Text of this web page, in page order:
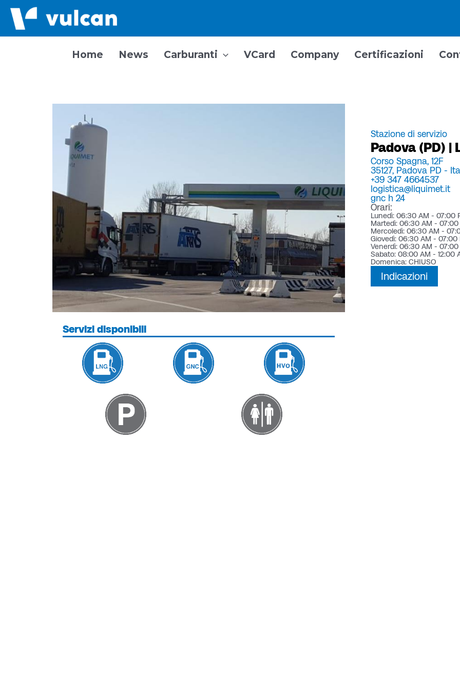
Vai
Home News Carburanti VCard Company Certificazioni
Stazione di servizio
Padova (PD) |
Corso Spagna, 12F
35127, Padova PD -
+39 347 4664537
logistica@liquimet.it
gnc h 24
Orari:
Lunedì: 06:30 AM - 07:00
Martedì: 06:30 AM - 07:00
Mercoledì: 06:30 AM -
Giovedì: 06:30 AM - 07:00
Venerdì: 06:30 AM - 07:00
Sabato: 08:00 AM - 12:00
Domenica: CHIUSO
Indicazioni
Servizi disponibili